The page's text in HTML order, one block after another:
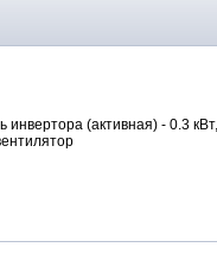
(активная) - 0.3